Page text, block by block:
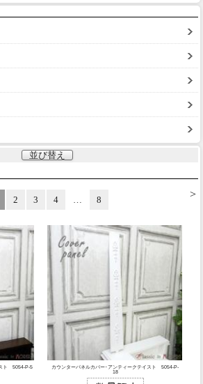
並び替え
>
2 3 4 8
ト 5054-P-5
カウンターパネルカバー･アンティークテイスト 5054-P-
18